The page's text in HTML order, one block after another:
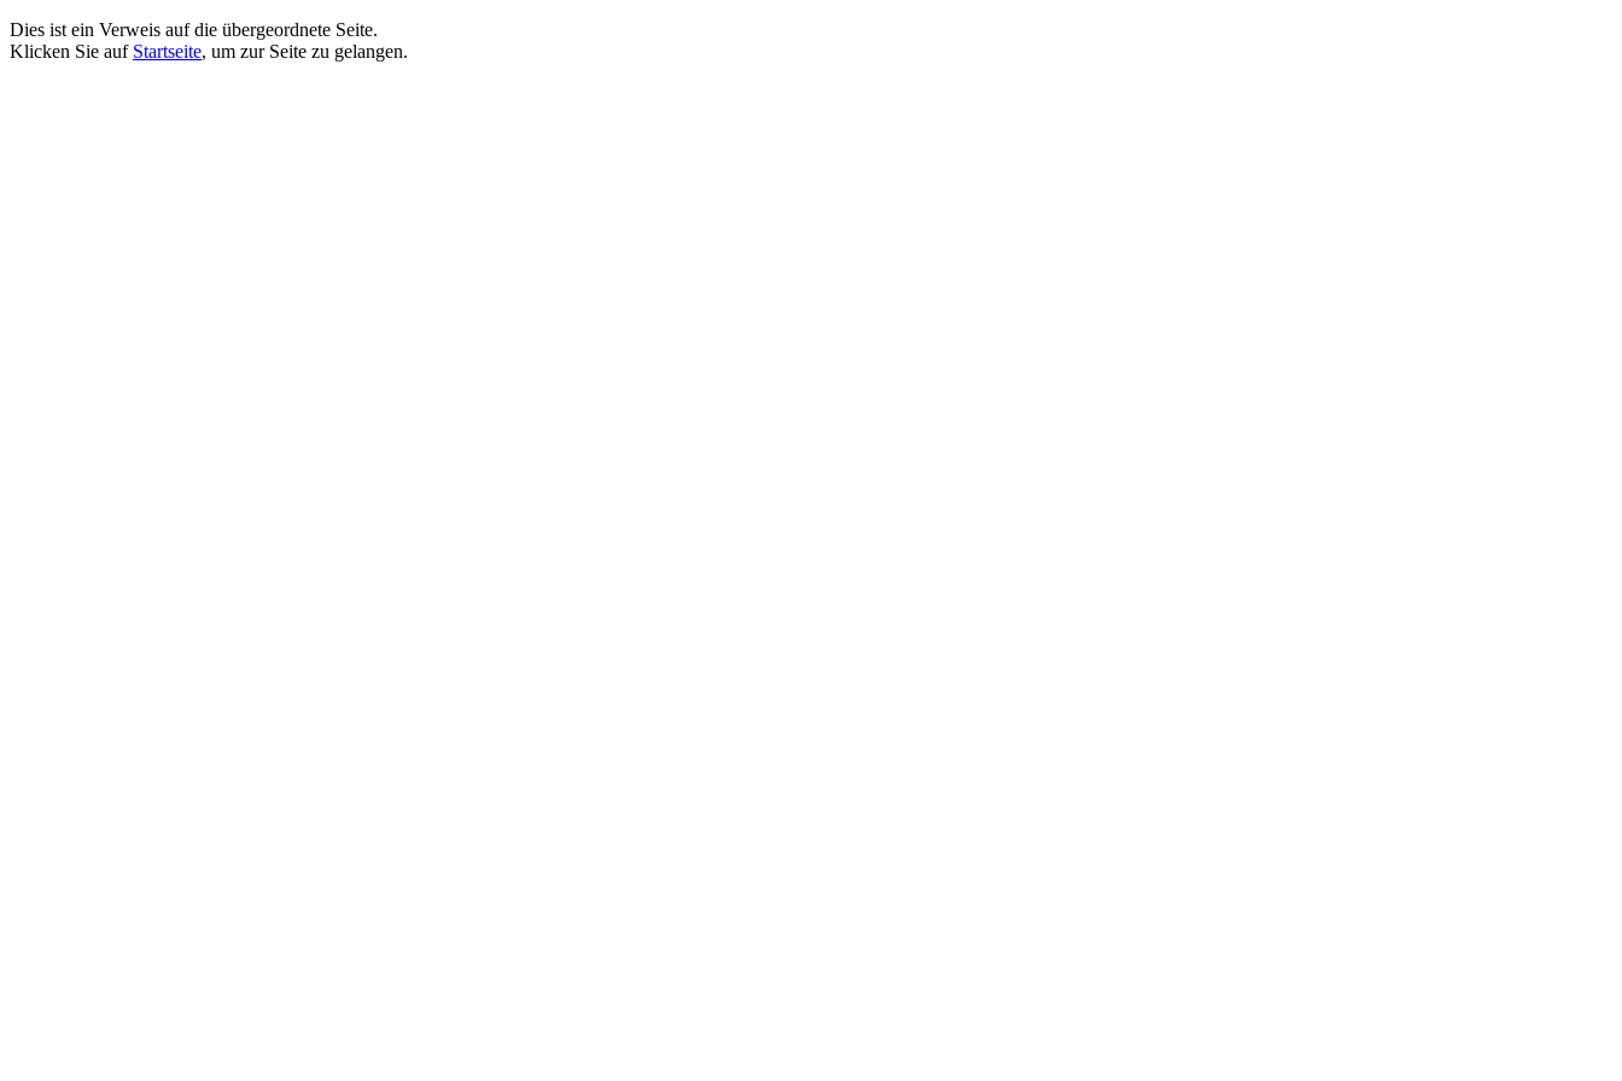
Dies ist ein Verweis auf die übergeordnete Seite.
Klicken Sie auf Startseite, um zur Seite zu gelangen.